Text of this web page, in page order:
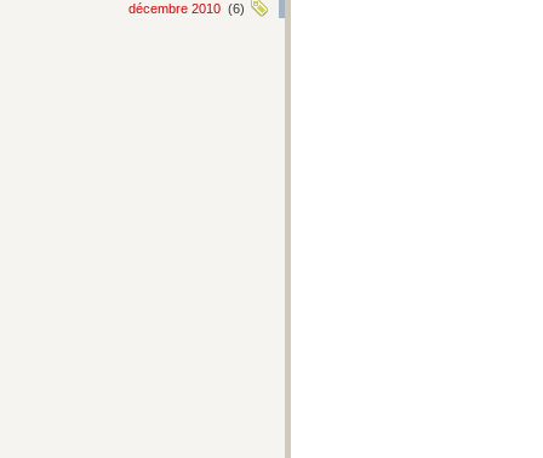
décembre 2010 (6)